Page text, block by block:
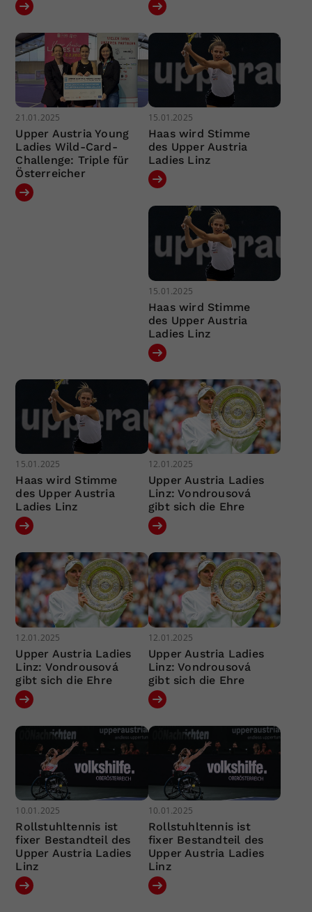
21.01.2025
Upper Austria Young
Ladies Wild-Card-
Challenge: Triple für
Österreicher
15.01.2025
Haas wird Stimme
des Upper Austria
Ladies Linz
15.01.2025
Haas wird Stimme
des Upper Austria
Ladies Linz
15.01.2025
Haas wird Stimme
des Upper Austria
Ladies Linz
12.01.2025
Upper Austria Ladies
Linz: Vondrousová
gibt sich die Ehre
12.01.2025
Upper Austria Ladies
Linz: Vondrousová
gibt sich die Ehre
12.01.2025
Upper Austria Ladies
Linz: Vondrousová
gibt sich die Ehre
10.01.2025
Rollstuhltennis ist
fixer Bestandteil des
Upper Austria Ladies
Linz
10.01.2025
Rollstuhltennis ist
fixer Bestandteil des
Upper Austria Ladies
Linz